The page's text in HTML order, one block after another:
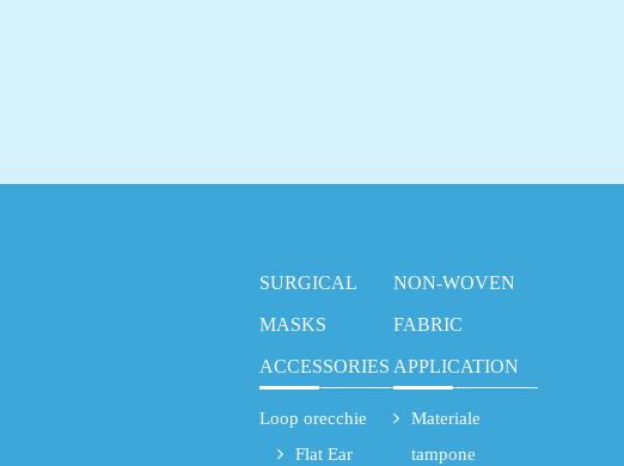
SURGICAL
MASKS
ACCESSORIES
Loop orecchie
Flat Ear
NON-WOVEN
FABRIC
APPLICATION
Materiale
tampone